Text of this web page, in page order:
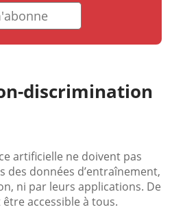
discrimination
artificielle ne doivent pas
des données d’entraînement,
ni par leurs applications. De
accessible à tous.